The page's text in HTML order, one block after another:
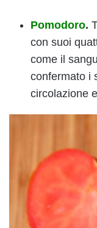
Pomodoro.
con suoi
come il
confermato i
circolazione